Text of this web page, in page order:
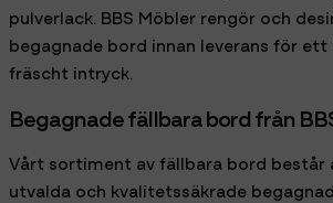
pulverlack. BBS Möbler rengör och
begagnade bord innan leverans för
fräscht intryck.
Begagnade fällbara bord från
Vårt sortiment av fällbara bord består
utvalda och kvalitetssäkrade